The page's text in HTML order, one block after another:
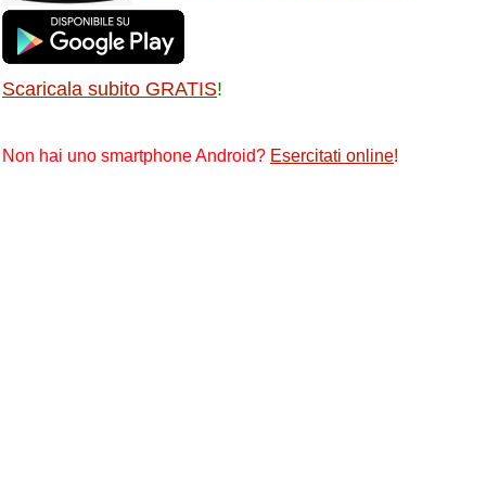
Scaricala subito GRATIS!
Non hai uno smartphone Android? Esercitati online!